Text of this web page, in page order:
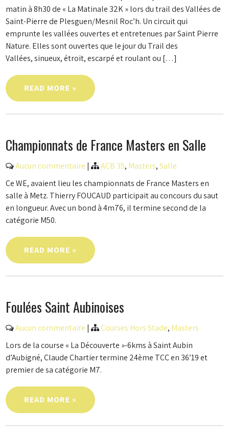
matin à 8h30 de « La Matinale 32K » lors du trail des Vallées de
Saint-Pierre de Plesguen/Mesnil Roc’h. Un circuit qui
emprunte les vallées ouvertes et entretenues par Saint Pierre
Nature. Elles sont ouvertes que le jour du Trail des
Vallées, sinueux, étroit, escarpé et roulant ou […]
READ MORE »
Championnats de France Masters en Salle
Aucun commentaire | ACB 35, Masters,Salle
Ce WE, avaient lieu les championnats de France Masters en
salle à Metz. Thierry FOUCAUD participait au concours du saut
en longueur. Avec un bond à 4m76, il termine second de la
catégorie M50.
READ MORE »
Foulées Saint Aubinoises
Aucun commentaire | Courses Hors Stade, Masters
Lors de la course « La Découverte »-6kms à Saint Aubin
d’Aubigné, Claude Chartier termine 24ème TCC en 36’19 et
premier de sa catégorie M7.
READ MORE »